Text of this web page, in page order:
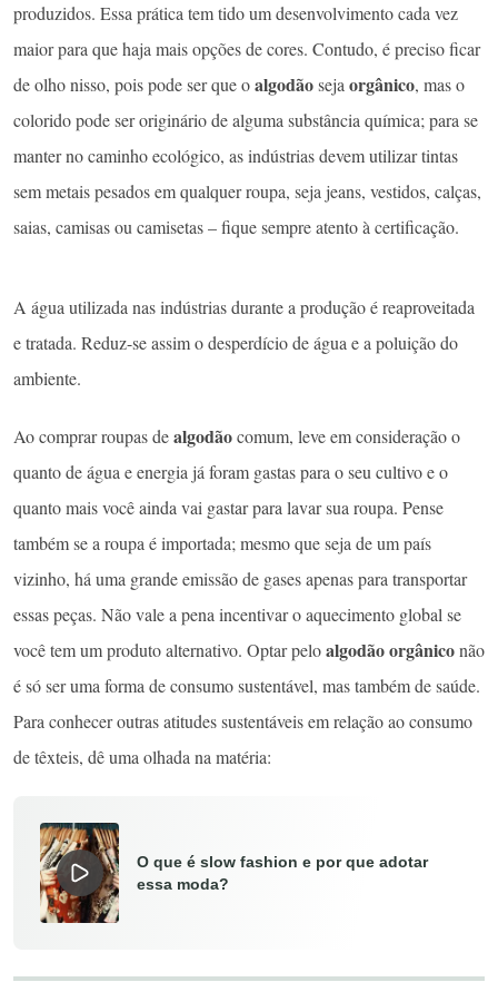
produzidos. Essa prática tem tido um desenvolvimento cada vez
maior para que haja mais opções de cores. Contudo, é preciso ficar
de olho nisso, pois pode ser que oalgodãosejaorgânico, mas o
colorido pode ser originário de alguma substância química; para se
manter no caminho ecológico, as indústrias devem utilizar tintas
sem metais pesados em qualquer roupa, seja jeans, vestidos, calças,
saias, camisas ou camisetas – fique sempre atento à certificação.
A água utilizada nas indústrias durante a produção é reaproveitada
e tratada. Reduz-se assim o desperdício de água e a poluição do
ambiente.
Ao comprar roupas dealgodãocomum, leve em consideração o
quanto de água e energia já foram gastas para o seu cultivo e o
quanto mais você ainda vai gastar para lavar sua roupa. Pense
também se a roupa é importada; mesmo que seja de um país
vizinho, há uma grande emissão de gases apenas para transportar
essas peças. Não vale a pena incentivar o aquecimento global se
você tem um produto alternativo. Optar peloalgodão orgâniconão
é só ser uma forma de consumo sustentável, mas também de saúde.
Para conhecer outras atitudes sustentáveis em relação ao consumo
de têxteis, dê uma olhada na matéria:
O que é slow fashion e por que adotar
essa moda?